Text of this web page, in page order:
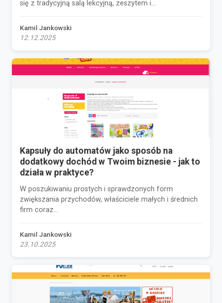
się z tradycyjną salą lekcyjną, zeszytem i...
Kamil Jankowski
12.12.2025
Kapsuły do automatów jako sposób na
dodatkowy dochód w Twoim biznesie - jak to
działa w praktyce?
W poszukiwaniu prostych i sprawdzonych form
zwiększania przychodów, właściciele małych i średnich
firm coraz...
Kamil Jankowski
23.10.2025